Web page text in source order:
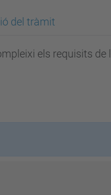
del tràmit
els requisits de